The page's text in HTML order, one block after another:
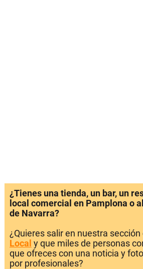
¿Tienes una tienda, un bar, un
local comercial en Pamplona o
de Navarra?
¿Quieres salir en nuestra sección
Local y que miles de personas
que ofreces con una noticia y
por profesionales?